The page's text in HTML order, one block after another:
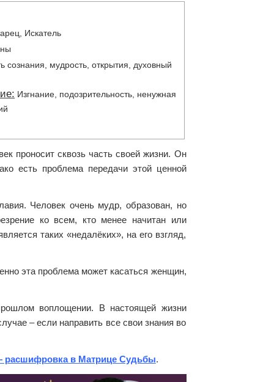
Искатель
сознания, мудрость, открытия, духовный
Изгнание, подозрительность, ненужная
проносит сквозь часть своей жизни. Он
есть проблема передачи этой ценной
Человек очень мудр, образован, но
ко всем, кто менее начитан или
таких «недалёких», на его взгляд,
эта проблема может касаться женщин,
воплощении. В настоящей жизни
– если направить все свои знания во
расшифровка в Матрице Судьбы.